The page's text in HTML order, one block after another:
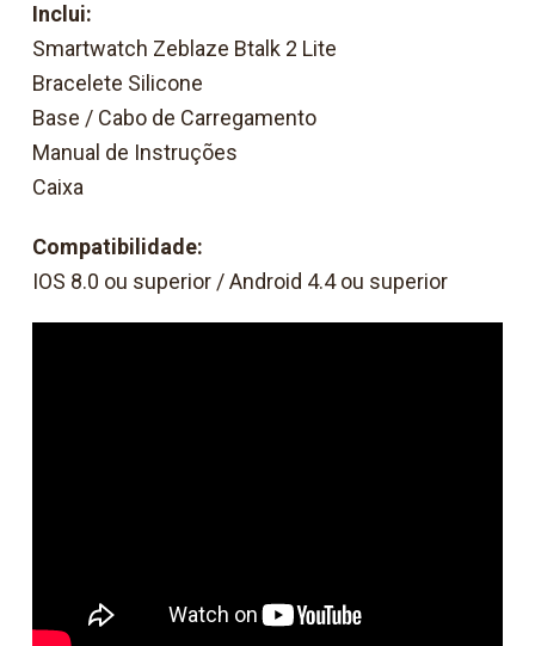
Inclui:
Smartwatch Zeblaze Btalk 2 Lite
Bracelete Silicone
Base / Cabo de Carregamento
Manual de Instruções
Caixa
Compatibilidade:
IOS 8.0 ou superior / Android 4.4 ou superior